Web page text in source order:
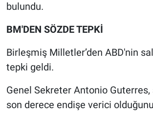
bulundu.
BM'DEN SÖZDE TEPKİ
Birleşmiş Milletler’den ABD'nin
tepki geldi.
Genel Sekreter Antonio Guterres,
son derece endişe verici